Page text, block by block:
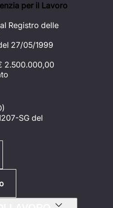
per il Lavoro
Registro delle
27/05/1999
2.500.000,00
SG del